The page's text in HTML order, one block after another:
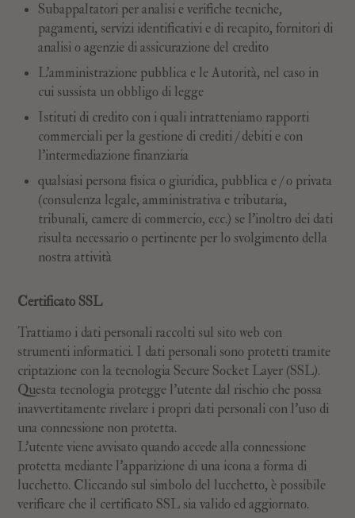
Subappaltatori per analisi e verifiche tecniche,
pagamenti, servizi identificativi e di recapito, fornitori di
analisi o agenzie di assicurazione del credito
L’amministrazione pubblica e le Autorità, nel caso in
cui sussista un obbligo di legge
Istituti di credito con i quali intratteniamo rapporti
commerciali per la gestione di crediti / debiti e con
l'intermediazione finanziaria
qualsiasi persona fisica o giuridica, pubblica e / o privata
(consulenza legale, amministrativa e tributaria,
tribunali, camere di commercio, ecc.) se l'inoltro dei dati
risulta necessario o pertinente per lo svolgimento della
nostra attività
Certificato SSL
Trattiamo i dati personali raccolti sul sito web con
strumenti informatici. I dati personali sono protetti tramite
criptazione con la tecnologia Secure Socket Layer (SSL).
Questa tecnologia protegge l'utente dal rischio che possa
inavvertitamente rivelare i propri dati personali con l'uso di
una connessione non protetta.
L'utente viene avvisato quando accede alla connessione
protetta mediante l'apparizione di una icona a forma di
lucchetto. Cliccando sul simbolo del lucchetto, è possibile
verificare che il certificato SSL sia valido ed aggiornato.